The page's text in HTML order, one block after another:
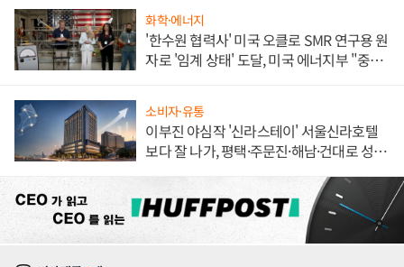
화학·에너지
'한수원 협력사' 미국 오클로 SMR 연구용 원
자로 '임계 상태' 도달, 미국 에너지부 "중요
소비자·유통
이부진 야심작 '신라스테이' 서울신라호텔
보다 잘 나가, 평택·주문진·해남·건대로 성